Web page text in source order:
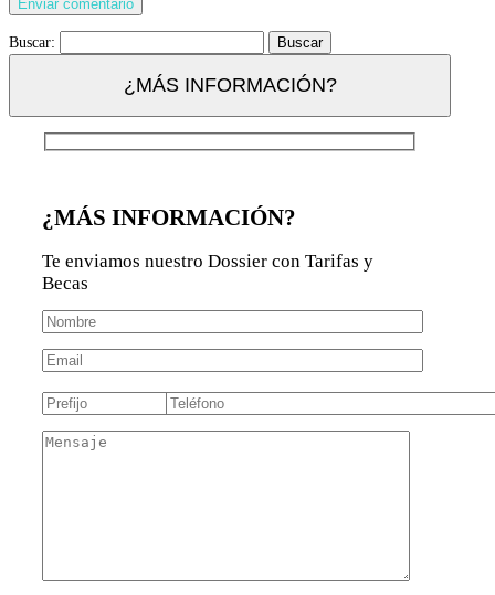
Buscar:
¿MÁS INFORMACIÓN?
¿MÁS INFORMACIÓN?
Te enviamos nuestro Dossier con Tarifas y
Becas